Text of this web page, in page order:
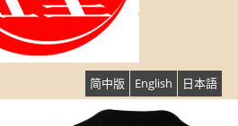
简中版 English 日本語